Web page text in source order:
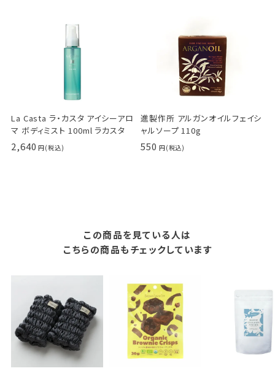
La Casta ラ・カスタ アイシーアロ
マ ボディミスト 100ml ラカスタ
2,640
進製作所 アルガンオイルフェイシ
ャルソープ 110g
550
この商品を見ている人は
こちらの商品もチェックしています